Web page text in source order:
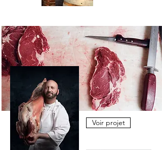
Voir projet